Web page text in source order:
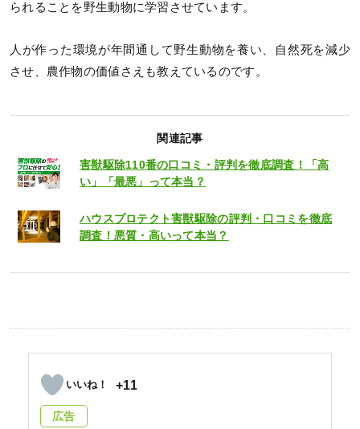
られることを野生動物に学習させています。
人が作った環境が年間通して野生動物を養い、自然死を減少
させ、農作物の価値さえも教えているのです。
関連記事
害獣駆除110番の口コミ・評判を徹底調査！「高
い」「最悪」って本当？
ハウスプロテクト害獣駆除の評判・口コミを徹底
調査！悪質・高いって本当？
+11
広告